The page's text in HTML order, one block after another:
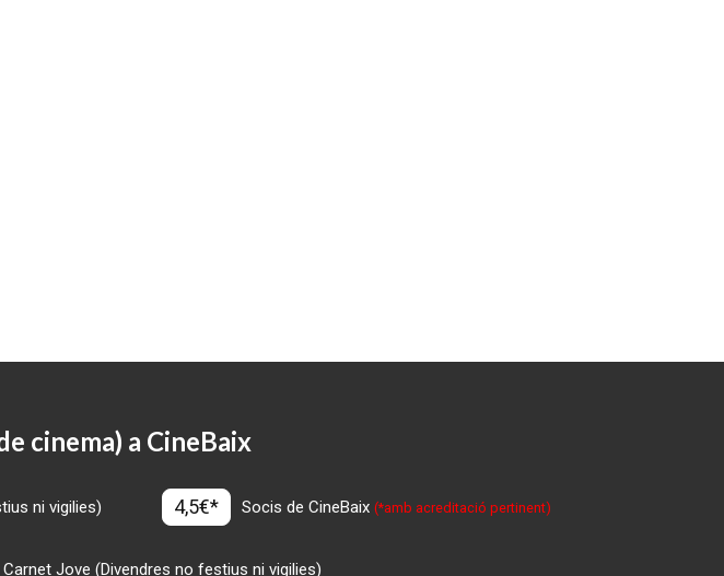
cinema) a CineBaix
ni vigilies) 4,5€* Socis de CineBaix(*amb acreditació pertinent)
Carnet Jove (Divendres no festius ni vigilies)